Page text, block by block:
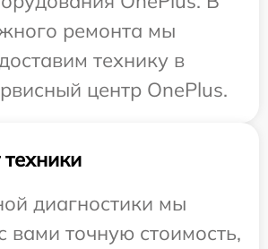
ремонта мы
технику в
центр OnePlus.
диагностики мы
вами точную стоимость,